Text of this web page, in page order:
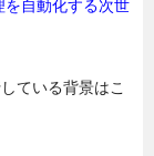
を自動化する次世
ている背景はこ